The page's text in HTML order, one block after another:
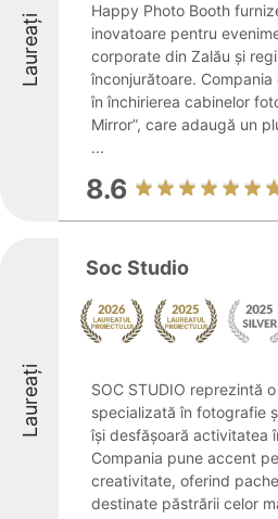
Laureați
Happy Photo Booth
inovatoare pentru
corporate din Zalău și
înconjurătoare.
în închirierea cabinelor
Mirror”, care adaugă un
...
8.6
Laureați
Soc Studio
SOC STUDIO reprezintă
specializată în fotografie
își desfășoară activitatea
Compania pune accent
creativitate, oferind
destinate păstrării celor